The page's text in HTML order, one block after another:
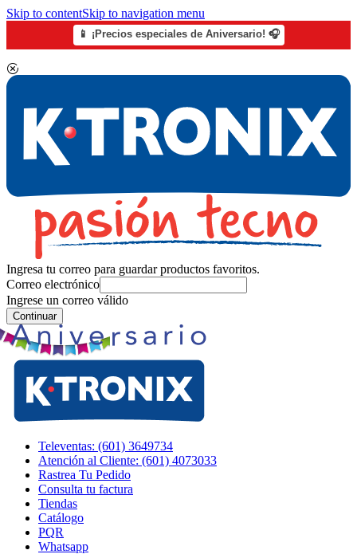
Skip to contentSkip to navigation menu
📱 ¡Precios especiales de Aniversario! 🎧
Ingresa tu correo para guardar productos favoritos.
Correo electrónico
Ingrese un correo válido
Continuar
Televentas: (601) 3649734
Atención al Cliente: (601) 4073033
Rastrea Tu Pedido
Consulta tu factura
Tiendas
Catálogo
PQR
Whatsapp